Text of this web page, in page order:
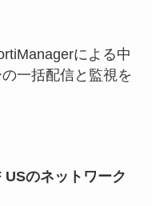
による中
一括配信と監視を
USのネットワーク